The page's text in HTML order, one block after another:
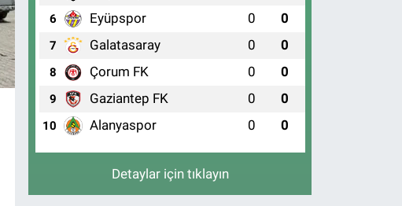
6 Eyüpspor 0 0
7 Galatasaray 0 0
8 Çorum FK 0 0
9 Gaziantep FK 0 0
10 Alanyaspor 0 0
Detaylar için tıklayın